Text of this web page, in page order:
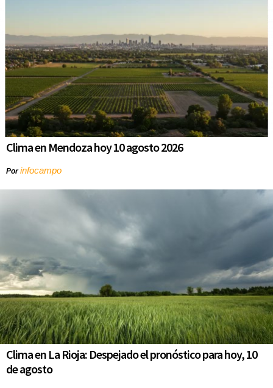
Clima en Mendoza hoy 10 agosto 2026
Porinfocampo
Clima en La Rioja: Despejado el pronóstico para hoy, 10
de agosto